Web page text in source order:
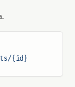
{id}